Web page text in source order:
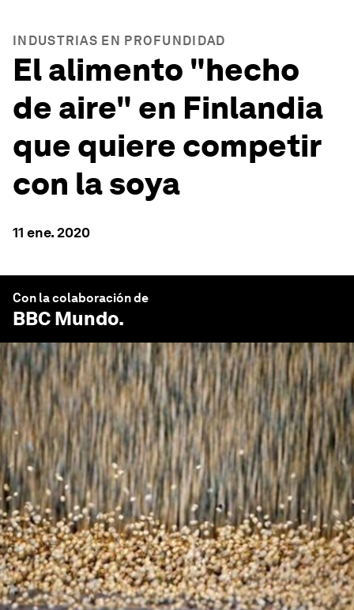
INDUSTRIAS EN PROFUNDIDAD
El alimento "hecho
de aire" en Finlandia
que quiere competir
con la soya
11 ene. 2020
Con la colaboración de
BBC Mundo.